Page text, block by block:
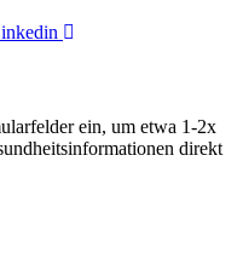
ein, um etwa 1-2x
direkt